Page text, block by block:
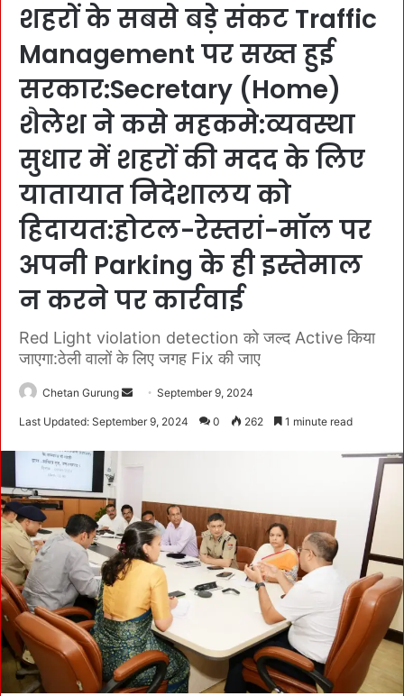
शहरों के सबसे बड़े संकट Traffic
Management पर सख्त हुई
सरकार:Secretary (Home)
शैलेश ने कसे महकमे:व्यवस्था
सुधार में शहरों की मदद के लिए
यातायात निदेशालय को
हिदायत:होटल-रेस्तरां-मॉल पर
अपनी Parking के ही इस्तेमाल
न करने पर कार्रवाई
Red Light violation detection को जल्द Active किया
जाएगा:ठेली वालों के लिए जगह Fix की जाए
Chetan Gurung
e
m
a
September 9, 2024
Last Updated: September 9, 2024 0 262 1 minute read